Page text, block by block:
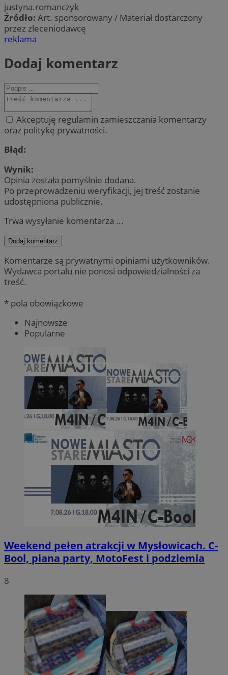
justyna.romanczyk
Źródło: Art. sponsorowany / Materiał dostarczony
przez zleceniodawcę
reklama
Dodaj komentarz
Akceptuję regulamin zamieszczania komentarzy
oraz politykę prywatności.
Błąd:
Wynik:
Opinia została pomyślnie dodana.
Po przeprowadzeniu weryfikacji, jej treść zostanie
udostępniona publicznie.
Trwa wysyłanie komentarza ...
Dodaj komentarz
Komentarze są prywatnymi opiniami użytkowników.
Wydawca portalu nie ponosi odpowiedzialności za
treść.
* pola obowiązkowe
Najnowsze
Popularne
Weekend pełen atrakcji w Mysłowicach. C-
Bool, piana party, MotoFest i podziemia
8